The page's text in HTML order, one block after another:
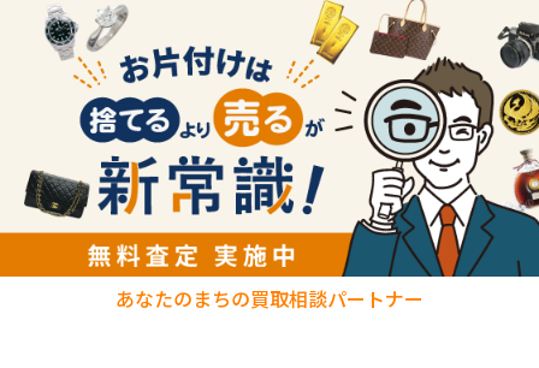
あなたのまちの買取相談パートナー